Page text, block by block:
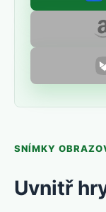
SNÍMKY
Uvnitř